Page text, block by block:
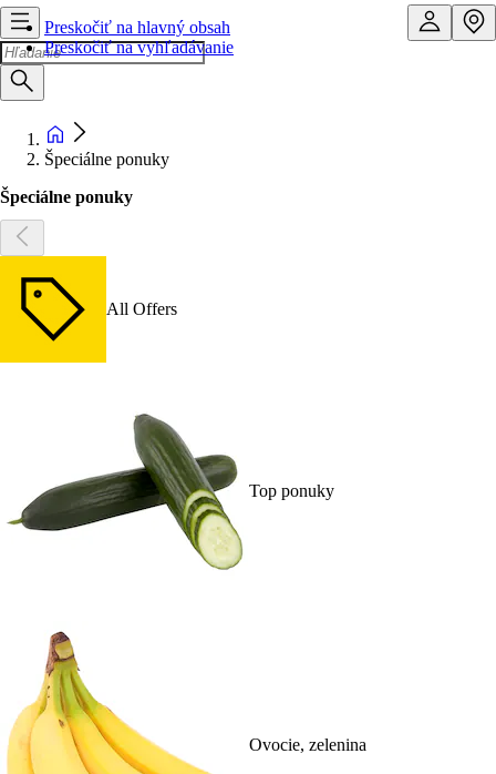
Preskočiť na hlavný obsah
Preskočiť na vyhľadávanie
Špeciálne ponuky
Špeciálne ponuky
All Offers
Top ponuky
Ovocie, zelenina